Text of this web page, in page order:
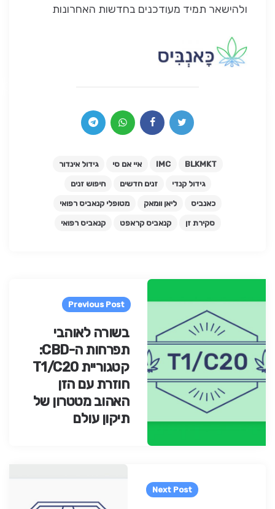
ולהישאר תמיד מעודכנים בחדשות האחרונות
BLKMKT
IMC איי אם סי גידול אינדור
גידול קנדי זנים חדשים חיפוש זנים
כאנביס ליאן וומאק מטופלי קנאביס רפואי
סקירת זן קנאביס קראפט קנאביס רפואי
Post
navigation
Previous Post
בשורה לאוהבי
תפרחות ה-CBD:
קטגוריית T1/C20
חוזרת עם הזן
האהוב מטטרון של
תיקון עולם
Next Post